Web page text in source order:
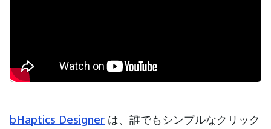
bHaptics Designer は、誰でもシンプルなクリック